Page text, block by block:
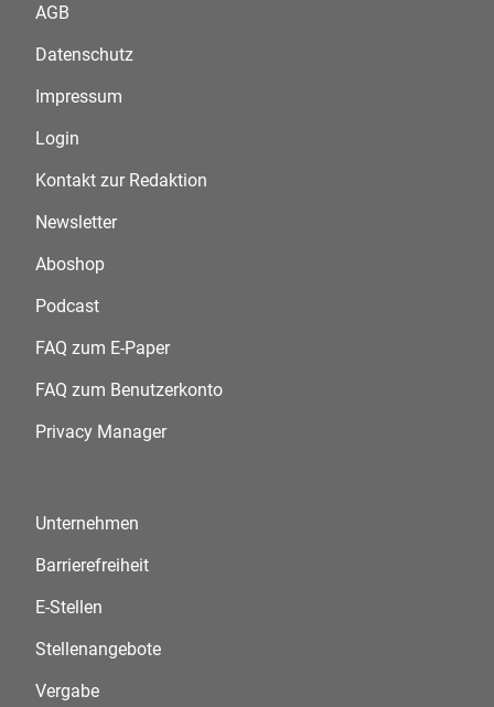
AGB
Datenschutz
Impressum
Login
Kontakt zur Redaktion
Newsletter
Aboshop
Podcast
FAQ zum E-Paper
FAQ zum Benutzerkonto
Privacy Manager
Unternehmen
Barrierefreiheit
E-Stellen
Stellenangebote
Vergabe